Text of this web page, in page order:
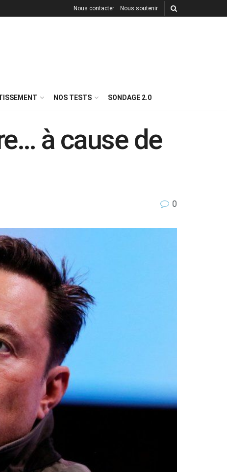
Nous contacter Nous soutenir
NOS TESTS SONDAGE 2.0
à cause de
0